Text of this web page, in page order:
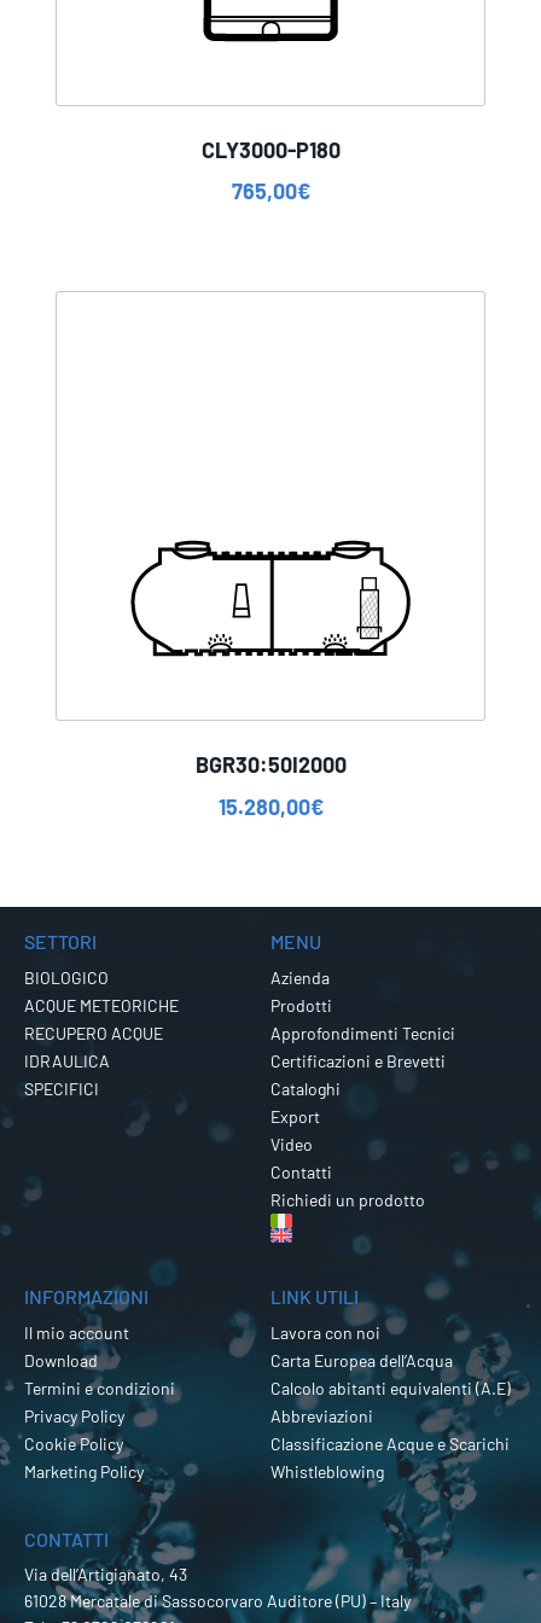
CLY3000-P180
765,00€
BGR30:50I2000
15.280,00€
SETTORI
BIOLOGICO
ACQUE METEORICHE
RECUPERO ACQUE
IDRAULICA
SPECIFICI
MENU
Azienda
Prodotti
Approfondimenti Tecnici
Certificazioni e Brevetti
Cataloghi
Export
Video
Contatti
Richiedi un prodotto
INFORMAZIONI
Il mio account
Download
Termini e condizioni
Privacy Policy
Cookie Policy
Marketing Policy
LINK UTILI
Lavora con noi
Carta Europea dell’Acqua
Calcolo abitanti equivalenti (A.E)
Abbreviazioni
Classificazione Acque e Scarichi
Whistleblowing
CONTATTI
Via dell’Artigianato, 43
61028 Mercatale di Sassocorvaro Auditore (PU) – Italy